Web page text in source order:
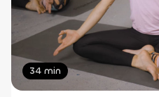
34 min